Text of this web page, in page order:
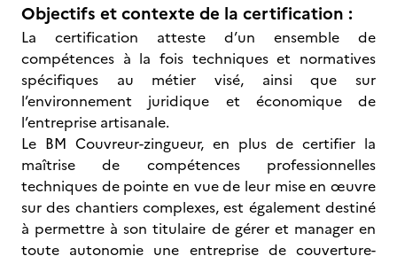
Objectifs et contexte de la certification :
La certification atteste d’un ensemble de
compétences à la fois techniques et normatives
spécifiques au métier visé, ainsi que sur
l’environnement juridique et économique de
l’entreprise artisanale.
Le BM Couvreur-zingueur, en plus de certifier la
maîtrise de compétences professionnelles
techniques de pointe en vue de leur mise en œuvre
sur des chantiers complexes, est également destiné
à permettre à son titulaire de gérer et manager en
toute autonomie une entreprise de couverture-